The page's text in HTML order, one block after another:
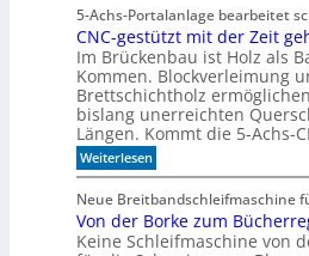
n
f
ü
d
i
e
H
o
l
b
e
a
l
c
o
m
e
t
o
F
o
r
m
u
l
a
5-Achs-Portalanlage bearbeitet
CNC-gestützt mit der Zeit
Im Brückenbau ist Holz als
Kommen. Blockverleimung
Brettschichtholz
bislang unerreichten
Längen. Kommt die 5-Achs-
Weiterlesen:
C
C
-
g
Neue Breitbandschleifmaschine
Von der Borke zum
Keine Schleifmaschine von